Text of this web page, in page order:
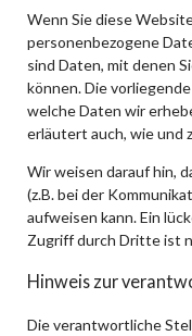
Wenn Sie diese
personenbezogene
sind Daten, mit denen
können. Die
welche Daten wir
erläutert auch, wie und
Wir weisen darauf hin,
(z.B. bei der
aufweisen kann. Ein
Zugriff durch Dritte ist
Hinweis zur
Die verantwortliche